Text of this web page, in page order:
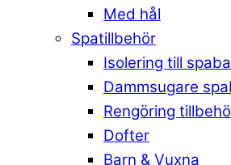
Med hål
Spatillbehör
Isolering till
Dammsugare
Rengöring
Dofter
Barn & Vuxna